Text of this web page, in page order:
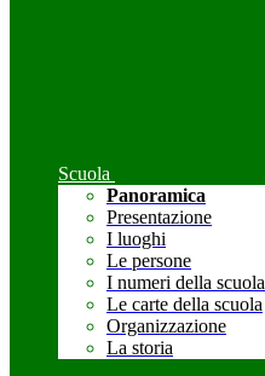
Scuola
Panoramica
Presentazione
I luoghi
Le persone
I numeri della scuola
Le carte della scuola
Organizzazione
La storia